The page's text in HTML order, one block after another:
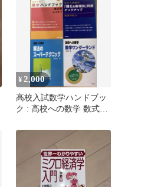
¥2,000
高校入試数学ハンドブッ
ク : 高校への数学 数式